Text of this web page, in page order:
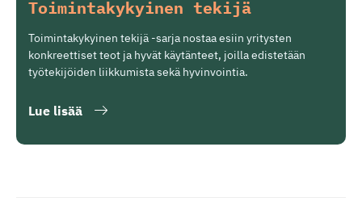
Toimintaky­kyinen tekijä
Toimintakykyinen tekijä -sarja nostaa esiin yritysten
konkreettiset teot ja hyvät käytänteet, joilla edistetään
työtekijöiden liikkumista sekä hyvinvointia.
Lue lisää